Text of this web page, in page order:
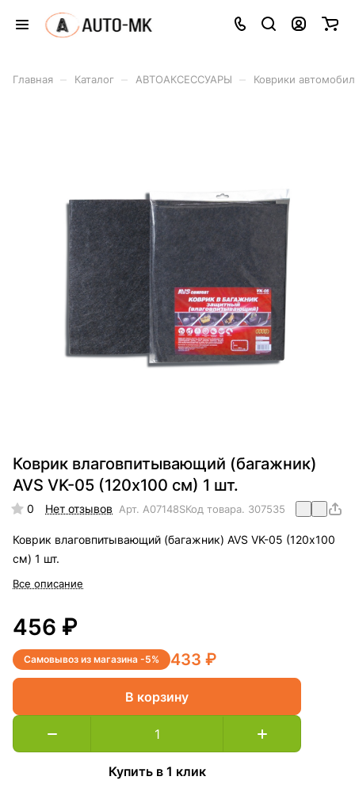
Главная Каталог АВТОАКСЕССУАРЫ Коврики
Коврик влаговпитывающий (багажник)
AVS VK-05 (120х100 см) 1 шт.
0 Нет отзывов Арт. A07148SКод товара. 307535
Коврик влаговпитывающий (багажник) AVS VK-05 (120х100
см) 1 шт.
Все описание
456 ₽
Самовывоз из магазина -5% 433 ₽
В корзину
Купить в 1 клик